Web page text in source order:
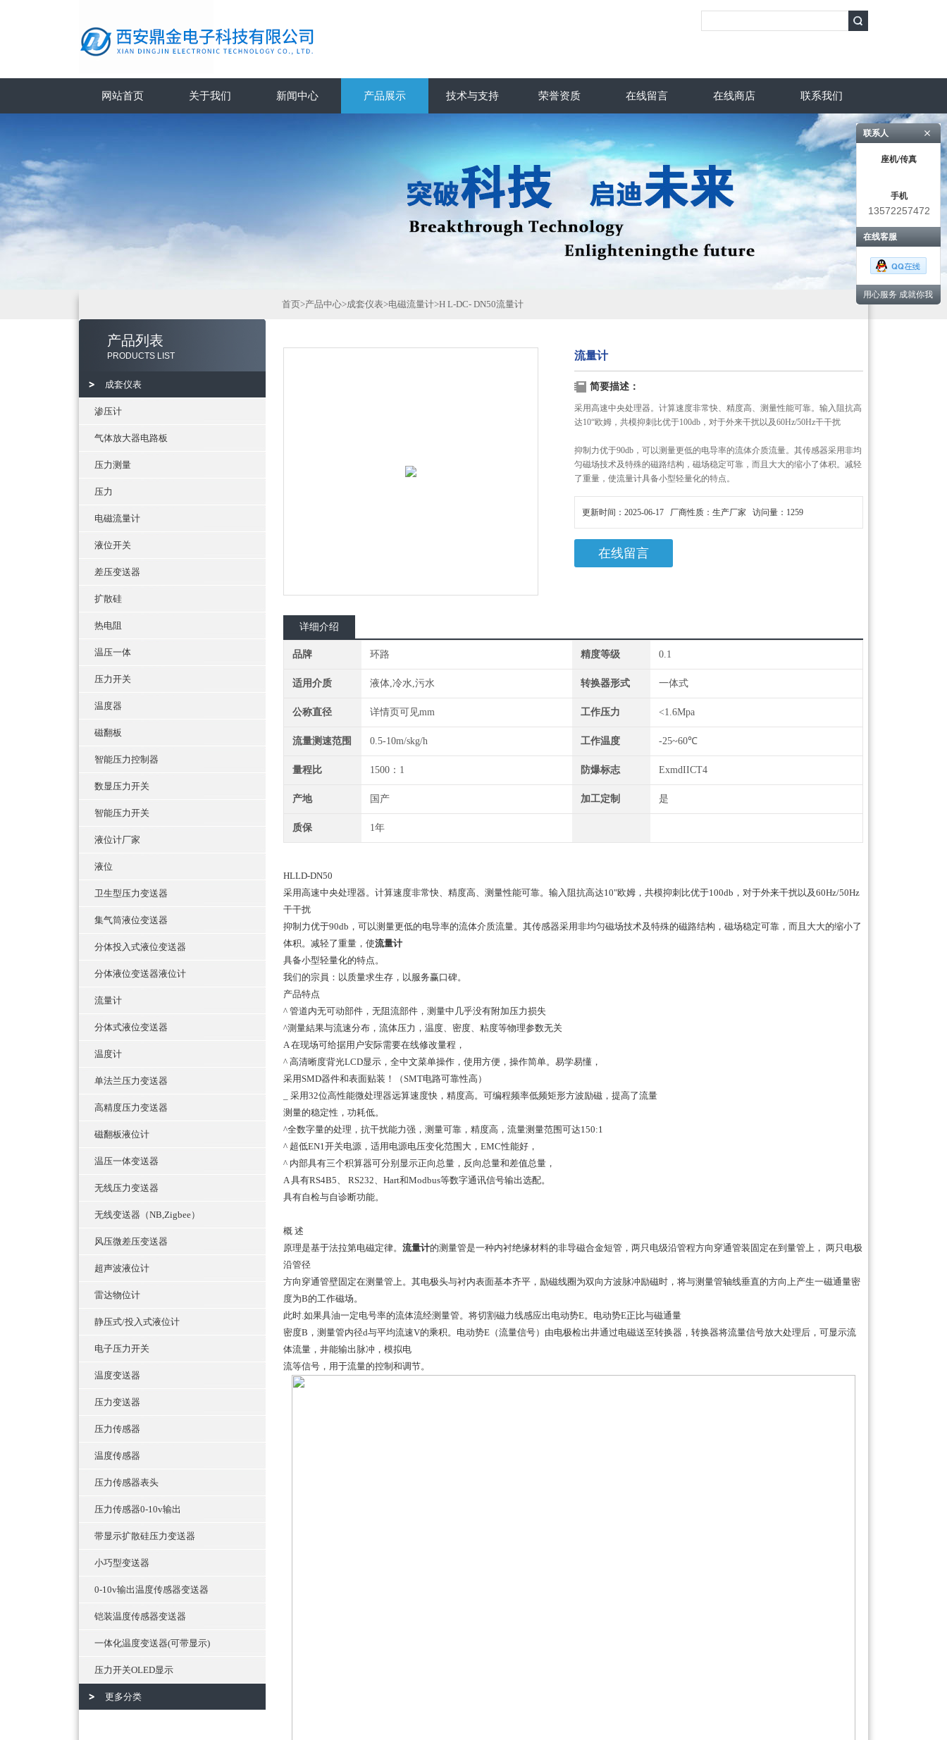
网站首页 关于我们 新闻中心 产品展示 技术与支持 荣誉资质 在线留言 在线商店 联系我们
产品列表
PRODUCTS LIST
成套仪表
渗压计
气体放大器电路板
压力测量
压力
电磁流量计
液位开关
差压变送器
扩散硅
热电阻
温压一体
压力开关
温度器
磁翻板
智能压力控制器
数显压力开关
智能压力开关
液位计厂家
液位
卫生型压力变送器
集气筒液位变送器
分体投入式液位变送器
分体液位变送器液位计
流量计
分体式液位变送器
温度计
单法兰压力变送器
高精度压力变送器
磁翻板液位计
温压一体变送器
无线压力变送器
无线变送器（NB,Zigbee）
风压微差压变送器
超声波液位计
雷达物位计
静压式/投入式液位计
电子压力开关
温度变送器
压力变送器
压力传感器
温度传感器
压力传感器表头
压力传感器0-10v输出
带显示扩散硅压力变送器
小巧型变送器
0-10v输出温度传感器变送器
铠装温度传感器变送器
一体化温度变送器(可带显示)
压力开关OLED显示
更多分类
首页>产品中心>成套仪表>电磁流量计>H L-DC- DN50流量计
流量计
简要描述：
采用高速中央处理器。计算速度非常快、精度高、测量性能可靠。输入阻抗高
达10“欧姆，共模抑刺比优于100db，对于外来干扰以及60Hz/50Hz干干扰
抑制力优于90db，可以测量更低的电导率的流体介质流量。其传感器采用非均
匀磁场技术及特殊的磁路结构，磁场稳定可靠，而且大大的缩小了体积。减轻
了重量，使流量计具备小型轻量化的特点。
更新时间：2025-06-17 厂商性质：生产厂家 访问量：1259
在线留言
详细介绍
品牌 环路 精度等级 0.1
适用介质 液体,冷水,污水 转换器形式 一体式
公称直径 详情页可见mm 工作压力 <1.6Mpa
流量测速范围 0.5-10m/skg/h 工作温度 -25~60℃
量程比 1500：1 防爆标志 ExmdIICT4
产地 国产 加工定制 是
质保 1年
HLLD-DN50
采用高速中央处理器。计算速度非常快、精度高、测量性能可靠。输入阻抗高达10"欧姆，共模抑刺比优于100db，对于外来干扰以及60Hz/50Hz
干干扰
抑制力优于90db，可以测量更低的电导率的流体介质流量。其传感器采用非均匀磁场技术及特殊的磁路结构，磁场稳定可靠，而且大大的缩小了
体积。减轻了重量，使流量计
具备小型轻量化的特点。
我们的宗員：以质量求生存，以服务赢口碑。
产品特点
^ 管道内无可动部件，无阻流部件，测量中几乎没有附加压力损失
^測量結果与流速分布，流体压力，温度、密度、粘度等物理参数无关
A 在现场可给据用户安际需要在线修改量程，
^ 高清晰度背光LCD显示，全中文菜单操作，使用方便，操作简单。易学易懂，
采用SMD器件和表面贴装！（SMT电路可靠性高）
_ 采用32位高性能微处理器远算速度快，精度高。可编程频率低频矩形方波励磁，提高了流量
测量的稳定性，功耗低。
^全数字量的处理，抗干扰能力强，测量可靠，精度高，流量测量范围可达150:1
^ 超低EN1开关电源，适用电源电压变化范围大，EMC性能好，
^ 内部具有三个积算器可分别显示正向总量，反向总量和差值总量，
A 具有RS4B5、 RS232、Hart和Modbus等数字通讯信号输出选配。
具有自检与自诊断功能。
概 述
原理是基于法拉第电磁定律。 流量计的测量管是一种内衬绝缘材料的非导磁合金短管，两只电级沿管程方向穿通管装固定在到量管上， 两只电极
沿管径
方向穿通管壁固定在测量管上。其电极头与衬内表面基本齐平，励磁线圈为双向方波脉冲励磁时，将与测量管轴线垂直的方向上产生一磁通量密
度为B的工作磁场。
此时.如果具油一定电号率的流体流经测量管。将切割磁力线感应出电动势E。电动势E正比与磁通量
密度B，测量管内径d与平均流速V的乘积。电动势E（流量信号）由电极检出井通过电磁送至转换器，转换器将流量信号放大处理后，可显示流
体流量，井能输出脉冲，模拟电
流等信号，用于流量的控制和调节。
联系人
座机/传真
手机
13572257472
在线客服
用心服务 成就你我